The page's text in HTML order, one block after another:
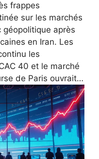
frappes
sur les marchés
géopolitique après
en Iran. Les
les
40 et le marché
de Paris ouvrait…